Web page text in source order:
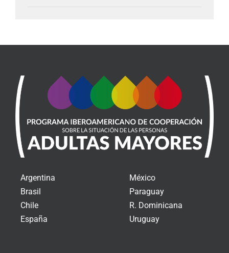
Argentina
Brasil
Chile
España
México
Paraguay
R. Dominicana
Uruguay